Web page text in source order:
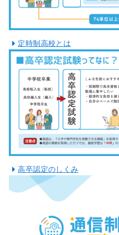
定時制高校とは
高卒認定のしくみ